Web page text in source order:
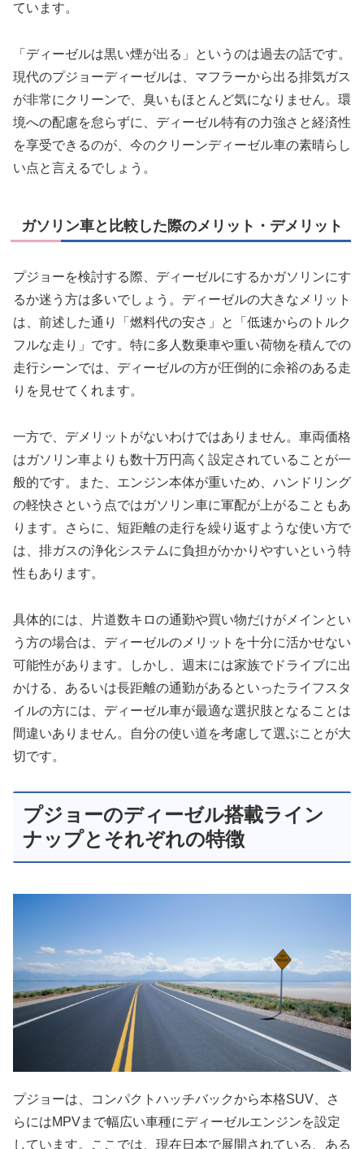
ています。
「ディーゼルは黒い煙が出る」というのは過去の話です。
現代のプジョーディーゼルは、マフラーから出る排気ガス
が非常にクリーンで、臭いもほとんど気になりません。環
境への配慮を怠らずに、ディーゼル特有の力強さと経済性
を享受できるのが、今のクリーンディーゼル車の素晴らし
い点と言えるでしょう。
ガソリン車と比較した際のメリット・デメリット
プジョーを検討する際、ディーゼルにするかガソリンにす
るか迷う方は多いでしょう。ディーゼルの大きなメリット
は、前述した通り「燃料代の安さ」と「低速からのトルク
フルな走り」です。特に多人数乗車や重い荷物を積んでの
走行シーンでは、ディーゼルの方が圧倒的に余裕のある走
りを見せてくれます。
一方で、デメリットがないわけではありません。車両価格
はガソリン車よりも数十万円高く設定されていることが一
般的です。また、エンジン本体が重いため、ハンドリング
の軽快さという点ではガソリン車に軍配が上がることもあ
ります。さらに、短距離の走行を繰り返すような使い方で
は、排ガスの浄化システムに負担がかかりやすいという特
性もあります。
具体的には、片道数キロの通勤や買い物だけがメインとい
う方の場合は、ディーゼルのメリットを十分に活かせない
可能性があります。しかし、週末には家族でドライブに出
かける、あるいは長距離の通勤があるといったライフスタ
イルの方には、ディーゼル車が最適な選択肢となることは
間違いありません。自分の使い道を考慮して選ぶことが大
切です。
プジョーのディーゼル搭載ライン
ナップとそれぞれの特徴
プジョーは、コンパクトハッチバックから本格SUV、さ
らにはMPVまで幅広い車種にディーゼルエンジンを設定
しています。ここでは、現在日本で展開されている、ある